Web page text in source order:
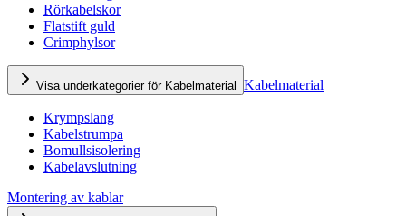
Rörkabelskor
Flatstift guld
Crimphylsor
Visa underkategorier för Kabelmaterial Kabelmaterial
Krympslang
Kabelstrumpa
Bomullsisolering
Kabelavslutning
Montering av kablar